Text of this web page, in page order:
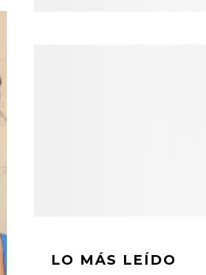
LO MÁS LEÍDO